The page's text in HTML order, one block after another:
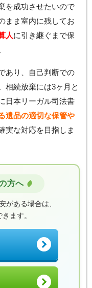
を成功させたいので
まま室内に残してお
人に引き継ぐまで保
あり、自己判断での
相続放棄には3ヶ月と
日本リーガル司法書
遺品の適切な保管や
実な対応を目指しま
方へ
がある場合は、
ます。